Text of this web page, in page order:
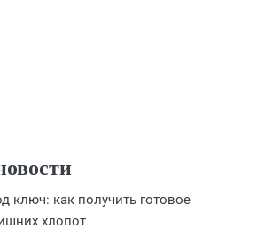
ключ: как получить готовое
хлопот